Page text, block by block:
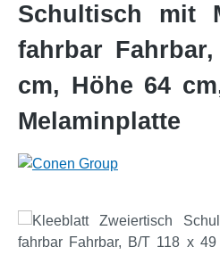
Schultisch mit
fahrbar
cm, Höhe 64
Melaminplatte
Bildergalerie überspringen